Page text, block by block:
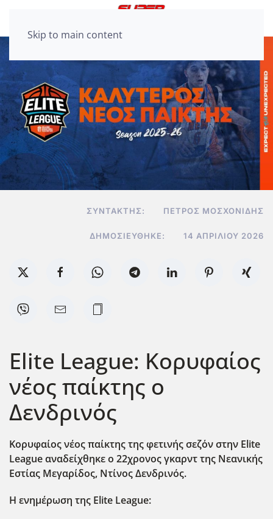
Skip to main content
ΣΥΝΤΆΚΤΗΣ: ΠΈΤΡΟΣ ΜΟΣΧΟΝΊΔΗΣ
ΔΗΜΟΣΙΕΎΘΗΚΕ: 14 ΑΠΡΙΛΊΟΥ 2026
Elite League: Κορυφαίος
νέος παίκτης ο
Δενδρινός
Κορυφαίος νέος παίκτης της φετινής σεζ΄ον στην Elite
League αναδείχθηκε ο 22χρονος γκαρντ της Νεανικής
Εστίας Μεγαρίδος, Ντίνος Δενδρινός.
Η ενημέρωση της Elite League: